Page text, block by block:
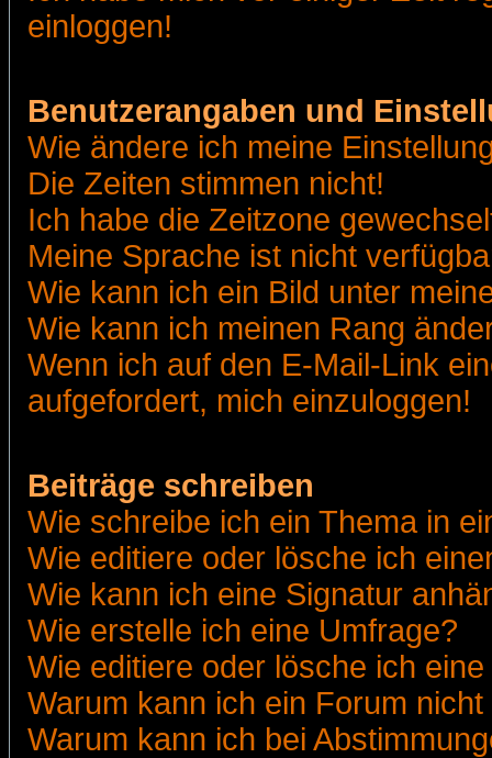
einloggen!
Benutzerangaben und
Wie ändere ich meine
Die Zeiten stimmen nicht!
Ich habe die Zeitzone
Meine Sprache ist nicht
Wie kann ich ein Bild unter
Wie kann ich meinen Rang
Wenn ich auf den E-Mail-Link
aufgefordert, mich einzuloggen!
Beiträge schreiben
Wie schreibe ich ein Thema in
Wie editiere oder lösche ich
Wie kann ich eine Signatur
Wie erstelle ich eine Umfrage?
Wie editiere oder lösche ich
Warum kann ich ein Forum
Warum kann ich bei